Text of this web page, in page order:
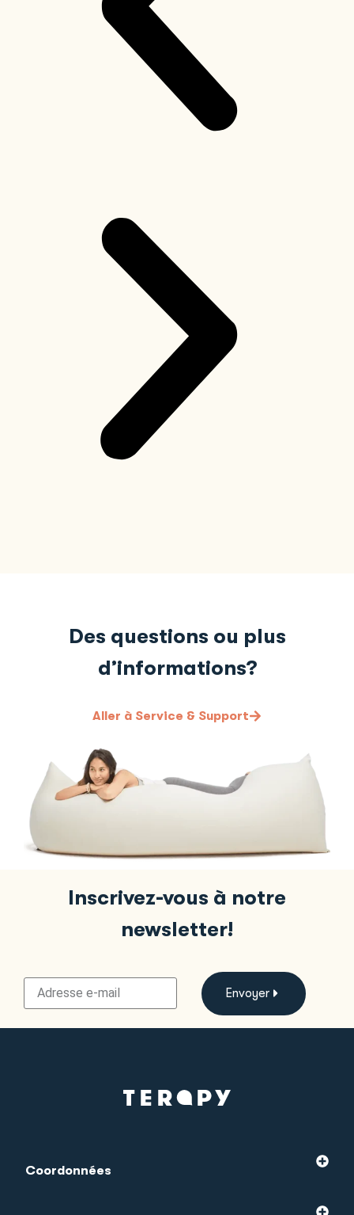
Des questions ou plus
d’informations?
Aller à Service & Support
Inscrivez-vous à notre
newsletter!
Envoyer
Coordonnées